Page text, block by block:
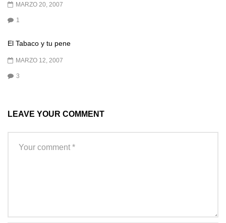
MARZO 20, 2007
1
El Tabaco y tu pene
MARZO 12, 2007
3
LEAVE YOUR COMMENT